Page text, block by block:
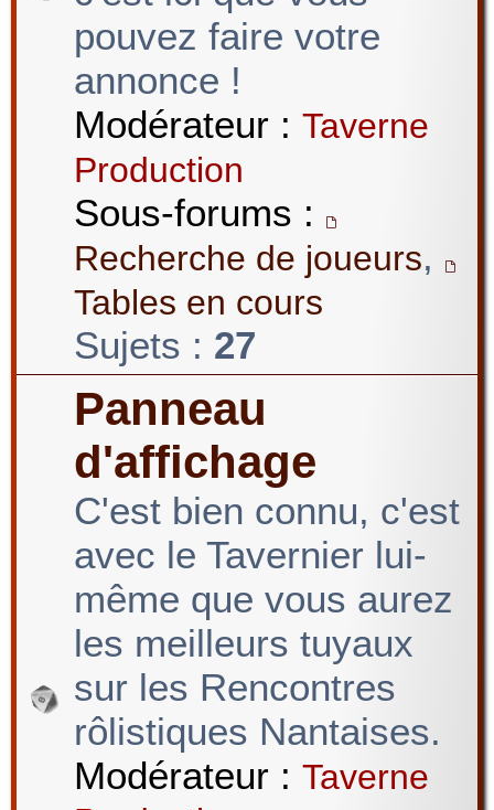
pouvez faire votre
annonce !
Modérateur : Taverne
Production
Sous-forums :
Recherche de joueurs,
Tables en cours
Sujets : 27
Panneau
d'affichage
C'est bien connu, c'est
avec le Tavernier lui-
même que vous aurez
les meilleurs tuyaux
sur les Rencontres
rôlistiques Nantaises.
Modérateur : Taverne